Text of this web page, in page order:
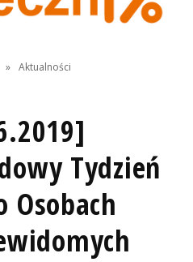
» Aktualności
Tydzień
Osobach